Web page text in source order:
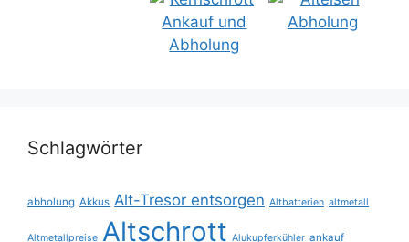
Schlagwörter
abholung Akkus Alt-Tresor entsorgen Altbatterien altmetall
Altmetallpreise Altschrott Alukupferkühler ankauf